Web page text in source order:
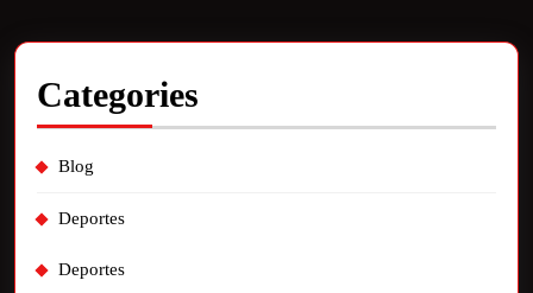
Categories
Blog
Deportes
Deportes